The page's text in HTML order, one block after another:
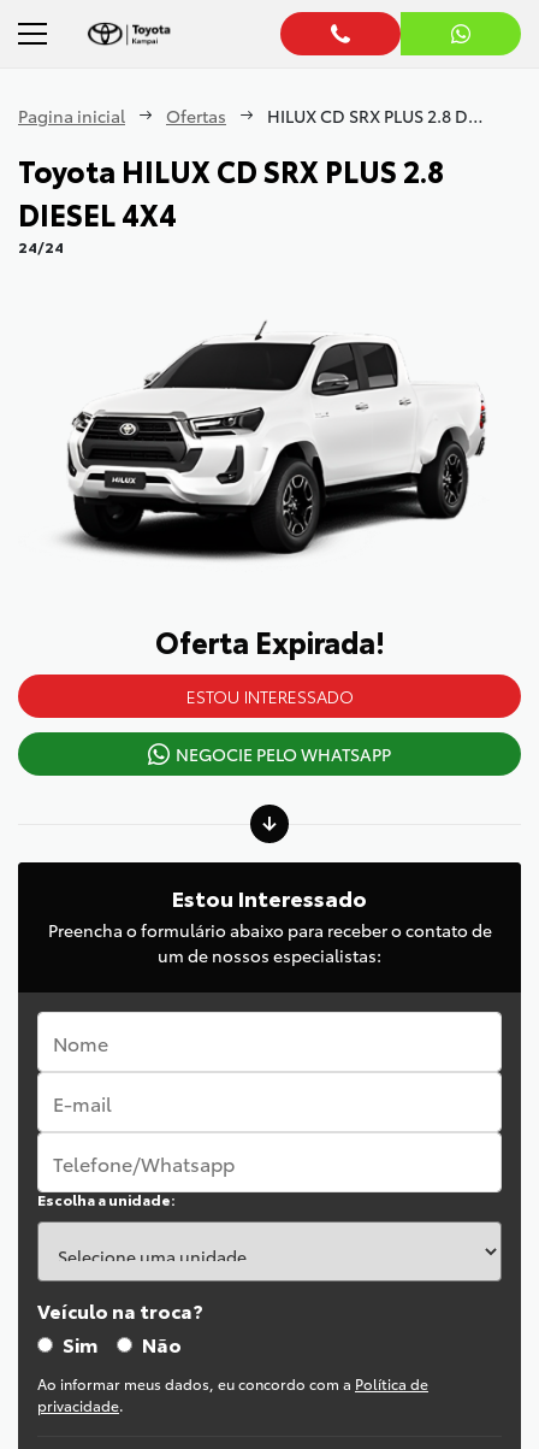
Pagina inicial Ofertas HILUX CD SRX PLUS 2.8 DIESEL 4X4
Toyota HILUX CD SRX PLUS 2.8
DIESEL 4X4
24/24
Oferta Expirada!
ESTOU INTERESSADO
NEGOCIE PELO WHATSAPP
Estou Interessado
Preencha o formulário abaixo para receber o contato de
um de nossos especialistas:
Escolha a unidade:
Veículo na troca?
Sim
Não
Ao informar meus dados, eu concordo com a Política de
privacidade.